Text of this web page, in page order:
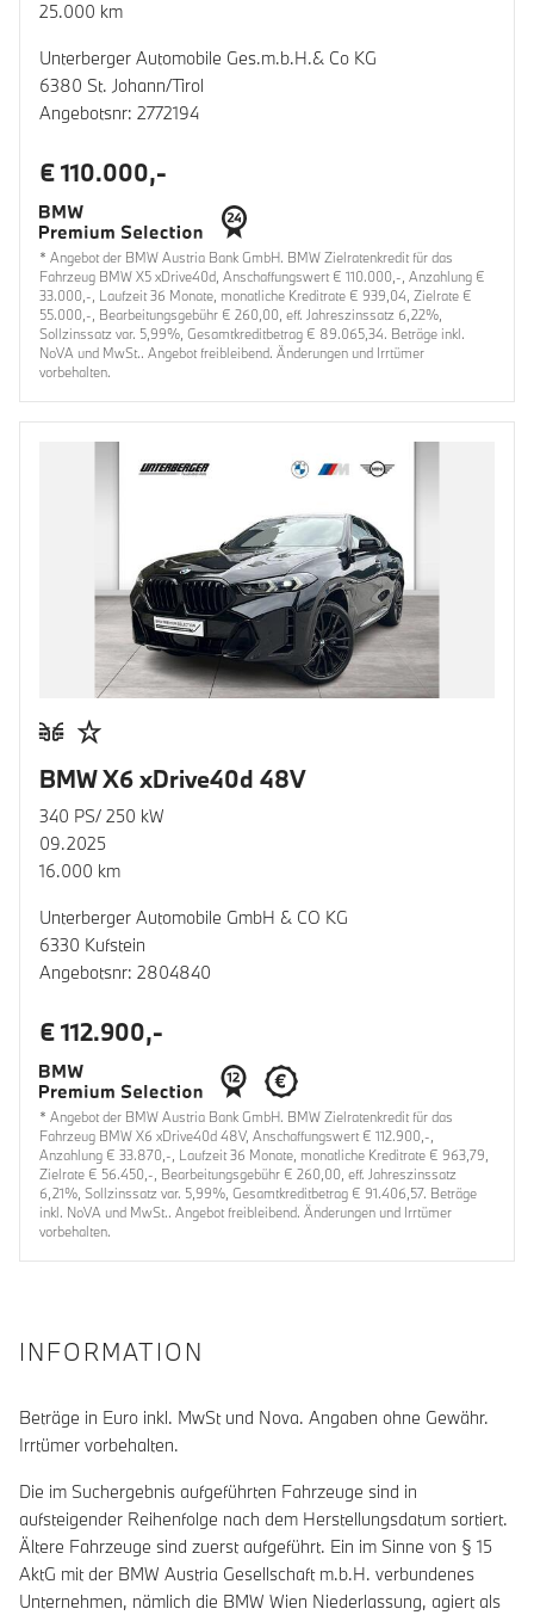
25.000 km
Unterberger Automobile Ges.m.b.H.& Co KG
6380 St. Johann/Tirol
Angebotsnr: 2772194
€ 110.000,-
* Angebot der BMW Austria Bank GmbH. BMW Zielratenkredit für das
Fahrzeug BMW X5 xDrive40d, Anschaffungswert € 110.000,-, Anzahlung €
33.000,-, Laufzeit 36 Monate, monatliche Kreditrate € 939,04, Zielrate €
55.000,-, Bearbeitungsgebühr € 260,00, eff. Jahreszinssatz 6,22%,
Sollzinssatz var. 5,99%, Gesamtkreditbetrag € 89.065,34. Beträge inkl.
NoVA und MwSt.. Angebot freibleibend. Änderungen und Irrtümer
vorbehalten.
BMW X6 xDrive40d 48V
340 PS/ 250 kW
09.2025
16.000 km
Unterberger Automobile GmbH & CO KG
6330 Kufstein
Angebotsnr: 2804840
€ 112.900,-
* Angebot der BMW Austria Bank GmbH. BMW Zielratenkredit für das
Fahrzeug BMW X6 xDrive40d 48V, Anschaffungswert € 112.900,-,
Anzahlung € 33.870,-, Laufzeit 36 Monate, monatliche Kreditrate € 963,79,
Zielrate € 56.450,-, Bearbeitungsgebühr € 260,00, eff. Jahreszinssatz
6,21%, Sollzinssatz var. 5,99%, Gesamtkreditbetrag € 91.406,57. Beträge
inkl. NoVA und MwSt.. Angebot freibleibend. Änderungen und Irrtümer
vorbehalten.
INFORMATION
Beträge in Euro inkl. MwSt und Nova. Angaben ohne Gewähr.
Irrtümer vorbehalten.
Die im Suchergebnis aufgeführten Fahrzeuge sind in
aufsteigender Reihenfolge nach dem Herstellungsdatum sortiert.
Ältere Fahrzeuge sind zuerst aufgeführt. Ein im Sinne von § 15
AktG mit der BMW Austria Gesellschaft m.b.H. verbundenes
Unternehmen, nämlich die BMW Wien Niederlassung, agiert als